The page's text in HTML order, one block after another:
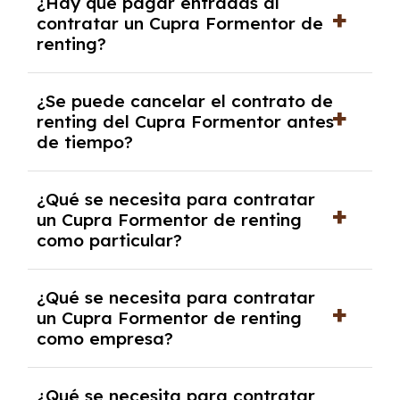
Formentor con el seguro a todo riesgo sin
franquicia incluido dentro de las cuotas
mensuales.
contratar un Cupra Formentor de
renting?
tendrás que pagar ningún tipo de entrada
salvo en casos que lo exija el proveedor
debido al resultado del estudio de viabilidad
económica.
¿Se puede cancelar el contrato de
renting del Cupra Formentor antes
de tiempo?
pero puede haber penalizaciones por
cancelación anticipada. Es importante revisar
las condiciones del contrato y hablar con un
experto que te asesore.
¿Qué se necesita para contratar
un Cupra Formentor de renting
como particular?
y, en algunos casos, una consulta de solvencia
crediticia y un pago inicial.
¿Qué se necesita para contratar
un Cupra Formentor de renting
como empresa?
¿Qué se necesita para contratar